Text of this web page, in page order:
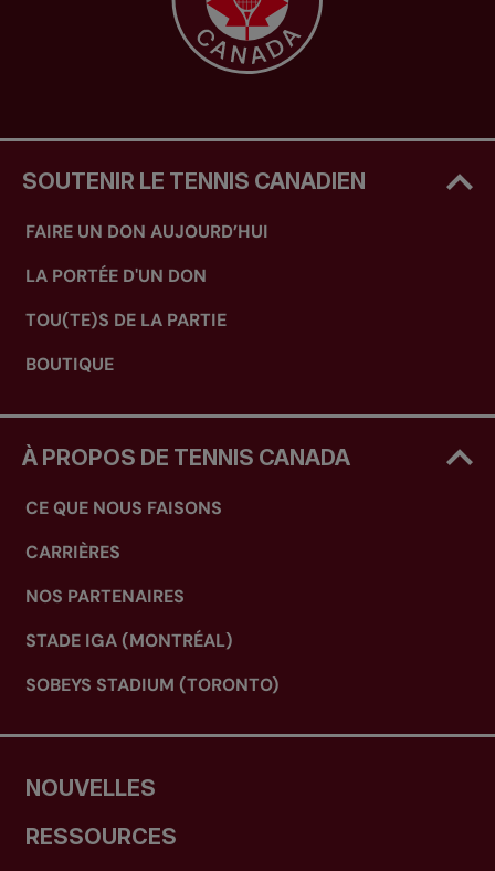
SOUTENIR LE TENNIS CANADIEN
FAIRE UN DON AUJOURD’HUI
LA PORTÉE D'UN DON
TOU(TE)S DE LA PARTIE
BOUTIQUE
À PROPOS DE TENNIS CANADA
CE QUE NOUS FAISONS
CARRIÈRES
NOS PARTENAIRES
STADE IGA (MONTRÉAL)
SOBEYS STADIUM (TORONTO)
NOUVELLES
RESSOURCES